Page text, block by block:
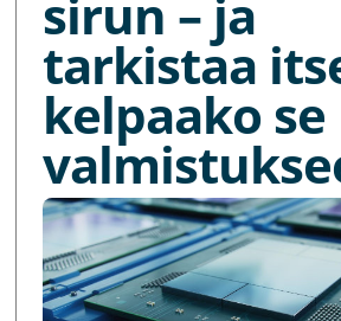
sirun – ja
tarkistaa
kelpaako se